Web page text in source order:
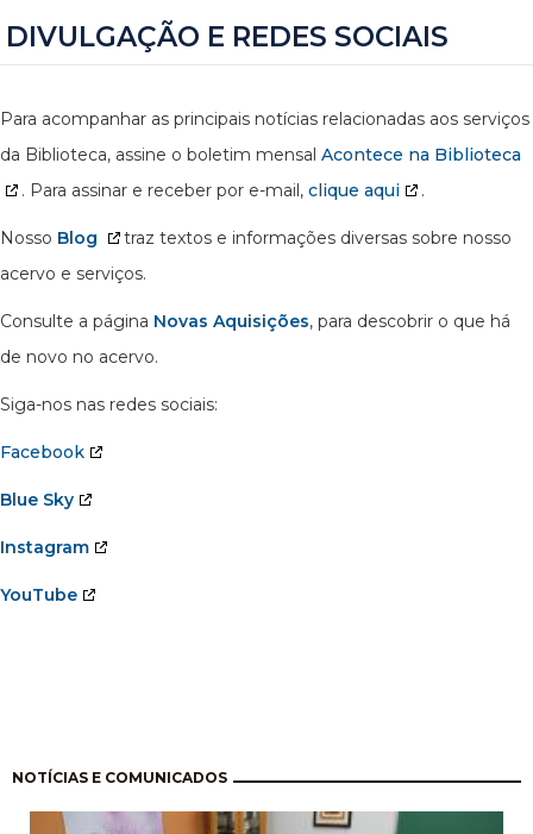
DIVULGAÇÃO E REDES SOCIAIS
Para acompanhar as principais notícias relacionadas aos serviços
da Biblioteca, assine o boletim mensal Acontece na Biblioteca
. Para assinar e receber por e-mail, clique aqui .
Nosso Blog
traz textos e informações diversas sobre nosso
acervo e serviços.
Consulte a página Novas Aquisições, para descobrir o que há
de novo no acervo.
Siga-nos nas redes sociais:
Facebook
Blue Sky
Instagram
YouTube
NOTÍCIAS E COMUNICADOS
Pagination